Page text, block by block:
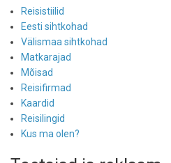
Reisistiilid
Eesti sihtkohad
Välismaa sihtkohad
Matkarajad
Mõisad
Reisifirmad
Kaardid
Reisilingid
Kus ma olen?